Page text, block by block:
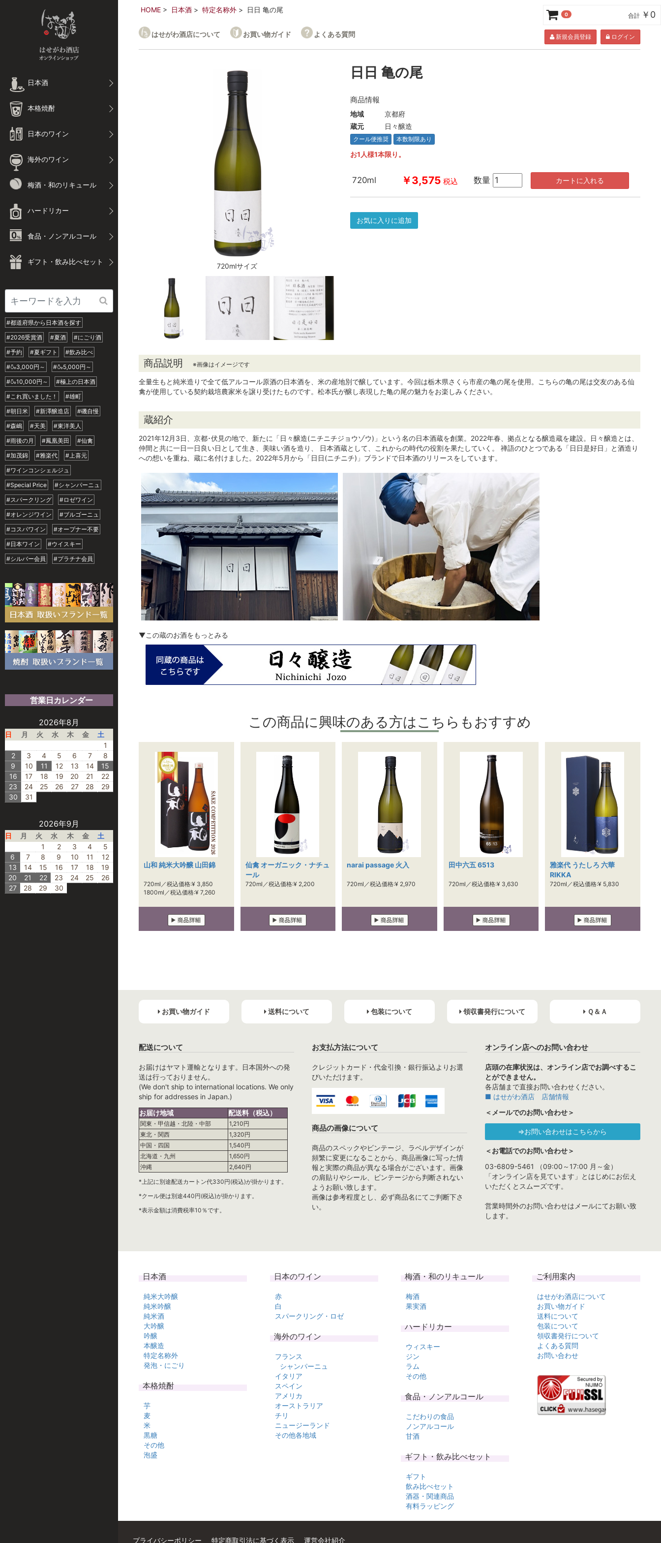
日本酒
本格焼酎
日本のワイン
海外のワイン
梅酒・和のリキュール
ハードリカー
食品・ノンアルコール
ギフト・飲み比べセット
#都道府県から日本酒を探す
#2026受賞酒
#夏酒
#にごり酒
#予約
#夏ギフト
#飲み比べ
#🍶3,000円～
#🍶5,000円～
#🍶10,000円～
#極上の日本酒
#これ買いました！
#雄町
#朝日米
#新澤醸造店
#磯自慢
#森嶋
#天美
#東洋美人
#雨後の月
#鳳凰美田
#仙禽
#加茂錦
#雅楽代
#上喜元
#ワインコンシェルジュ
#Special Price
#シャンパーニュ
#スパークリング
#ロゼワイン
#オレンジワイン
#ブルゴーニュ
#コスパワイン
#オープナー不要
#日本ワイン
#ウイスキー
#シルバー会員
#プラチナ会員
営業日カレンダー
2026年8月
日 月 火 水 木 金
土
1
2
3 4 5 6 7
8
9
10 11 12 13 14
15
16
17 18 19 20 21
22
23
24 25 26 27 28
29
30
31
2026年9月
日 月 火 水 木 金
土
1
2 3 4
5
6
7 8 9 10 11
12
13
14 15 16 17 18
19
20
21 22 23 24 25
26
27
28 29 30
HOME 日本酒 特定名称外 日日 亀の尾
はせがわ酒店について お買い物ガイド よくある質問 新規会員登録 ログイン
720mlサイズ
日日 亀の尾
商品情報
地域
京都府
蔵元
日々醸造
クール便推奨 本数制限あり
お1人様1本限り。
720ml ￥3,575 税込 数量 カートに入れる
お気に入りに追加
商品説明 ※画像はイメージです
全量生もと純米造りで全て低アルコール原酒の日本酒を、米の産地別で醸しています。今回は栃木県さくら市産の亀の尾を使用。こちらの亀の尾は交友のある仙
禽が使用している契約栽培農家米を譲り受けたものです。松本氏が醸し表現した亀の尾の魅力をお楽しみください。
蔵紹介
2021年12月3日、京都･伏見の地で、新たに「日々醸造(ニチニチジョウゾウ)」という名の日本酒蔵を創業。2022年春、拠点となる醸造蔵を建設。日々醸造とは、
仲間と共に一日一日良い日として生き、美味い酒を造り、 日本酒蔵として、これからの時代の役割を果たしていく。 禅語のひとつである「日日是好日」と酒造り
への想いを重ね、蔵に名付けました。2022年5月から「日日(ニチニチ)」ブランドで日本酒のリリースをしています。
▼この蔵のお酒をもっとみる
この商品に興味のある方はこちらもおすすめ
山和 純米大吟醸 山田錦
720ml／税込価格:¥ 3,850
1800ml／税込価格:¥ 7,260
仙禽 オーガニック・ナチュ
ール
720ml／税込価格:¥ 2,200
narai passage 火入
720ml／税込価格:¥ 2,970
田中六五 6513
720ml／税込価格:¥ 3,630
雅楽代 うたしろ 六華
RIKKA
720ml／税込価格:¥ 5,830
0 合計 ￥0
お買い物ガイド 送料について 包装について 領収書発行について Ｑ＆Ａ
配送について
お届けはヤマト運輸となります。日本国外への発
送は行っておりません。
(We don't ship to international locations. We only
ship for addresses in Japan.)
お届け地域
配送料（税込）
関東・甲信越・北陸・中部
1,210円
東北・関西
1,320円
中国・四国
1,540円
北海道・九州
1,650円
沖縄
2,640円
*上記に別途配送カートン代330円(税込)が掛かります。
*クール便は別途440円(税込)が掛かります。
*表示金額は消費税率10％です。
お支払方法について
クレジットカード・代金引換・銀行振込よりお選
びいただけます。
商品の画像について
商品のスペックやビンテージ、ラベルデザインが
頻繁に変更になることから、商品画像に写った情
報と実際の商品が異なる場合がございます。画像
の肩貼りやシール、ビンテージから判断されない
ようお願い致します。
画像は参考程度とし、必ず商品名にてご判断下さ
い。
オンライン店へのお問い合わせ
店頭の在庫状況は、オンライン店でお調べするこ
とができません。
各店舗まで直接お問い合わせください。
■ はせがわ酒店 店舗情報
＜メールでのお問い合わせ＞
⇒お問い合わせはこちらから
＜お電話でのお問い合わせ＞
03-6809-5461 （09:00～17:00 月～金）
「オンライン店を見ています」とはじめにお伝え
いただくとスムーズです。
営業時間外のお問い合わせはメールにてお願い致
します。
日本酒
純米大吟醸
純米吟醸
純米酒
大吟醸
吟醸
本醸造
特定名称外
発泡・にごり
本格焼酎
芋
麦
米
黒糖
その他
泡盛
日本のワイン
赤
白
スパークリング・ロゼ
海外のワイン
フランス
シャンパーニュ
イタリア
スペイン
アメリカ
オーストラリア
チリ
ニュージーランド
その他各地域
梅酒・和のリキュール
梅酒
果実酒
ハードリカー
ウィスキー
ジン
ラム
その他
食品・ノンアルコール
こだわりの食品
ノンアルコール
甘酒
ギフト・飲み比べセット
ギフト
飲み比べセット
酒器・関連商品
有料ラッピング
ご利用案内
はせがわ酒店について
お買い物ガイド
送料について
包装について
領収書発行について
よくある質問
お問い合わせ
プライバシーポリシー 特定商取引法に基づく表示 運営会社紹介